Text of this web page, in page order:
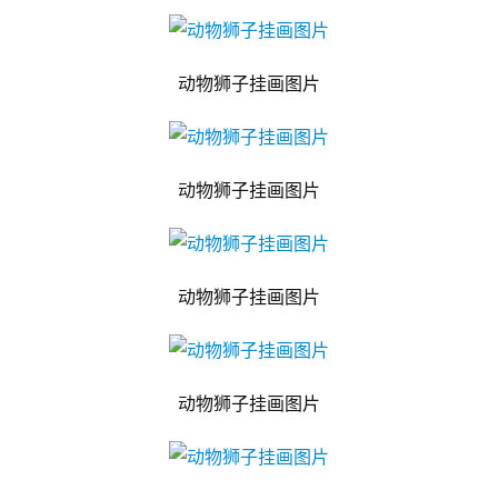
动物狮子挂画图片
动物狮子挂画图片
动物狮子挂画图片
动物狮子挂画图片